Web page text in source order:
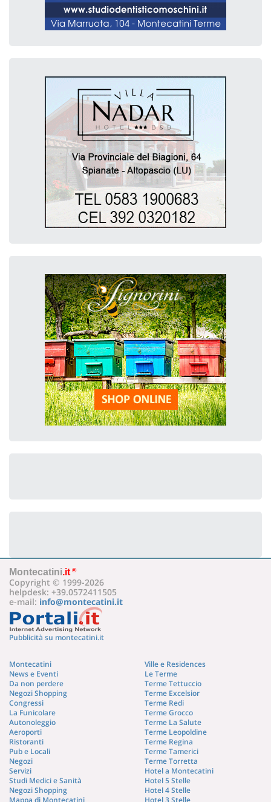
Montecatini.it ®
Copyright © 1999-2026
helpdesk: +39.0572411505
e-mail: info@montecatini.it
Pubblicità su montecatini.it
Montecatini
News e Eventi
Da non perdere
Negozi Shopping
Congressi
La Funicolare
Autonoleggio
Aeroporti
Ristoranti
Pub e Locali
Negozi
Servizi
Studi Medici e Sanità
Negozi Shopping
Mappa di Montecatini
Ville e Residences
Le Terme
Terme Tettuccio
Terme Excelsior
Terme Redi
Terme Grocco
Terme La Salute
Terme Leopoldine
Terme Regina
Terme Tamerici
Terme Torretta
Hotel a Montecatini
Hotel 5 Stelle
Hotel 4 Stelle
Hotel 3 Stelle